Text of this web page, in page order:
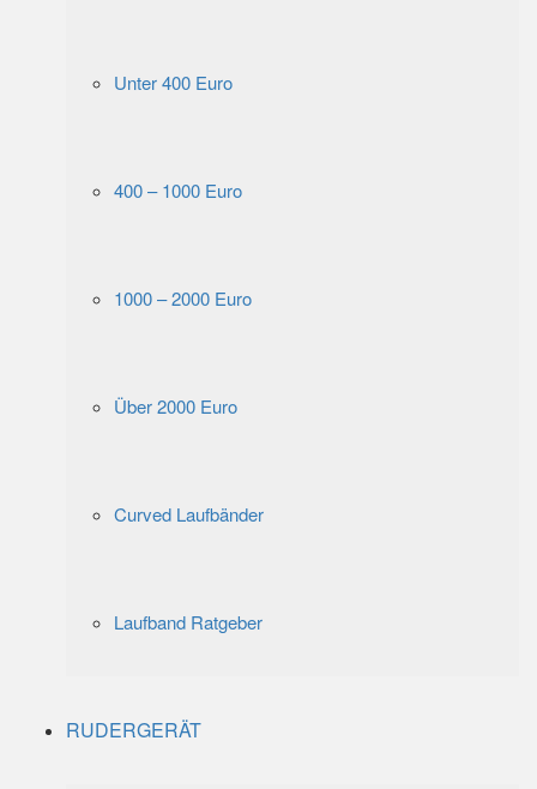
Unter 400 Euro
400 – 1000 Euro
1000 – 2000 Euro
Über 2000 Euro
Curved Laufbänder
Laufband Ratgeber
RUDERGERÄT